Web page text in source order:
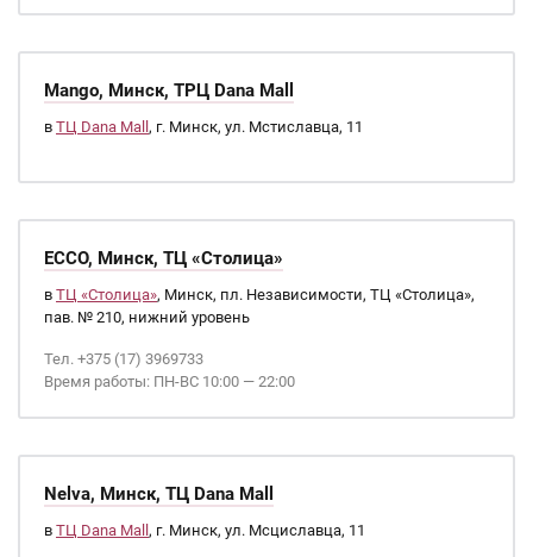
Mango, Минск, ТРЦ Dana Mall
в ТЦ Dana Mall , г. Минск, ул. Мстиславца, 11
ECCO, Минск, ТЦ «Столица»
в ТЦ «Столица», Минск, пл. Независимости, ТЦ «Столица»,
пав. № 210, нижний уровень
Тел. +375 (17) 3969733
Время работы: ПН-ВС 10:00 — 22:00
Nelva, Минск, ТЦ Dana Mall
в ТЦ Dana Mall , г. Минск, ул. Мсциславца, 11